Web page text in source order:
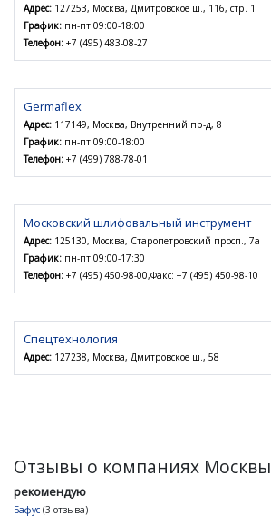
Адрес: 127253, Москва, Дмитровское ш., 116, стр. 1
График: пн-пт 09:00-18:00
Телефон: +7 (495) 483-08-27
Germaflex
Адрес: 117149, Москва, Внутренний пр-д, 8
График: пн-пт 09:00-18:00
Телефон: +7 (499) 788-78-01
Московский шлифовальный инструмент
Адрес: 125130, Москва, Старопетровский просп., 7а
График: пн-пт 09:00-17:30
Телефон: +7 (495) 450-98-00,Факс: +7 (495) 450-98-10
Спецтехнология
Адрес: 127238, Москва, Дмитровское ш., 58
Отзывы о компаниях Москвы
рекомендую
Бафус (3 отзыва)